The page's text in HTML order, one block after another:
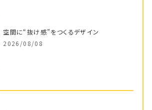
空間に“抜け感”をつくるデザイン
2026/08/08